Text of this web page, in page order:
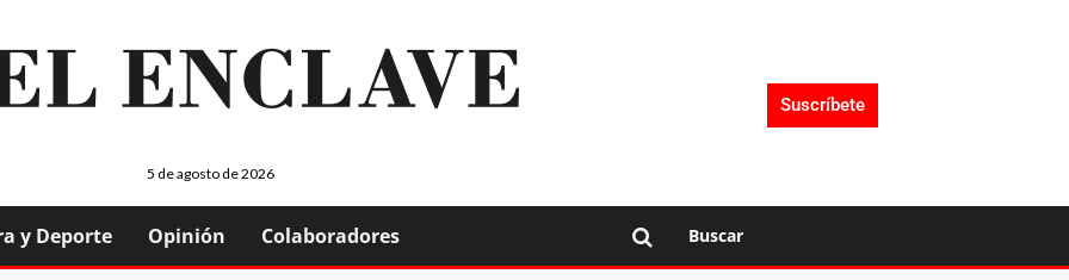
5 de agosto de 2026
Suscríbete
y Deporte Opinión Colaboradores Buscar